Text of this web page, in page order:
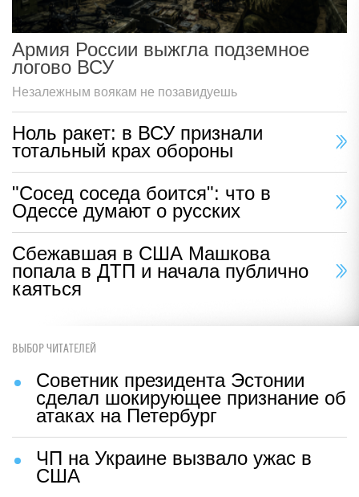
Армия России выжгла подземное
логово ВСУ
Незалежным воякам не позавидуешь
Ноль ракет: в ВСУ признали
тотальный крах обороны
"Сосед соседа боится": что в
Одессе думают о русских
Сбежавшая в США Машкова
попала в ДТП и начала публично
каяться
ВЫБОР ЧИТАТЕЛЕЙ
Советник президента Эстонии
сделал шокирующее признание об
атаках на Петербург
ЧП на Украине вызвало ужас в
США